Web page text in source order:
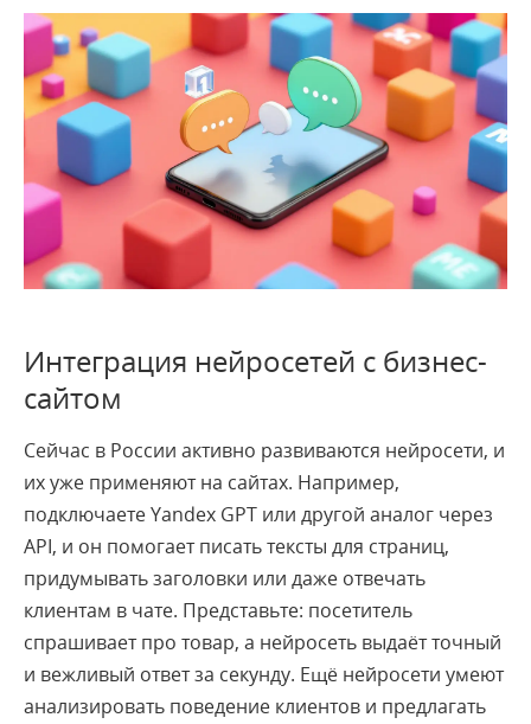
Интеграция нейросетей с бизнес-
сайтом
Сейчас в России активно развиваются нейросети, и
их уже применяют на сайтах. Например,
подключаете Yandex GPT или другой аналог через
API, и он помогает писать тексты для страниц,
придумывать заголовки или даже отвечать
клиентам в чате. Представьте: посетитель
спрашивает про товар, а нейросеть выдаёт точный
и вежливый ответ за секунду. Ещё нейросети умеют
анализировать поведение клиентов и предлагать